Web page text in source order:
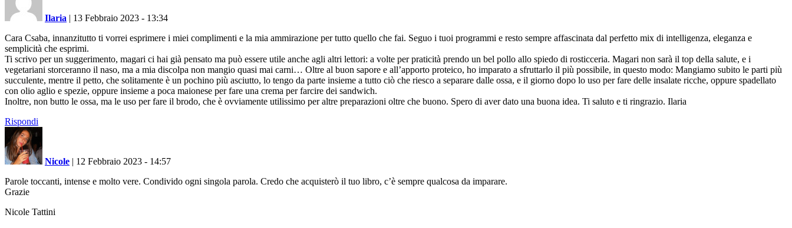
Ilaria | 13 Febbraio 2023 - 13:34
Cara Csaba, innanzitutto ti vorrei esprimere i miei complimenti e la mia ammirazione per tutto quello che fai. Seguo i tuoi programmi e resto sempre affascinata dal perfetto mix di intelligenza, eleganza e
semplicità che esprimi.
Ti scrivo per un suggerimento, magari ci hai già pensato ma può essere utile anche agli altri lettori: a volte per praticità prendo un bel pollo allo spiedo di rosticceria. Magari non sarà il top della salute, e i
vegetariani storceranno il naso, ma a mia discolpa non mangio quasi mai carni… Oltre al buon sapore e all’apporto proteico, ho imparato a sfruttarlo il più possibile, in questo modo: Mangiamo subito le parti più
succulente, mentre il petto, che solitamente è un pochino più asciutto, lo tengo da parte insieme a tutto ciò che riesco a separare dalle ossa, e il giorno dopo lo uso per fare delle insalate ricche, oppure spadellato
con olio aglio e spezie, oppure insieme a poca maionese per fare una crema per farcire dei sandwich.
Inoltre, non butto le ossa, ma le uso per fare il brodo, che è ovviamente utilissimo per altre preparazioni oltre che buono. Spero di aver dato una buona idea. Ti saluto e ti ringrazio. Ilaria
Rispondi
Nicole | 12 Febbraio 2023 - 14:57
Parole toccanti, intense e molto vere. Condivido ogni singola parola. Credo che acquisterò il tuo libro, c’è sempre qualcosa da imparare.
Grazie
Nicole Tattini